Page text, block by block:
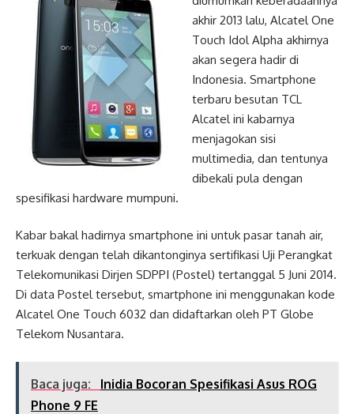
akhir 2013 lalu, Alcatel One
Touch Idol Alpha akhirnya
akan segera hadir di
Indonesia. Smartphone
terbaru besutan TCL
Alcatel ini kabarnya
menjagokan sisi
multimedia, dan tentunya
dibekali pula dengan
spesifikasi hardware mumpuni.
Kabar bakal hadirnya smartphone ini untuk pasar tanah air,
terkuak dengan telah dikantonginya sertifikasi Uji Perangkat
Telekomunikasi Dirjen SDPPI (Postel) tertanggal 5 Juni 2014.
Di data Postel tersebut, smartphone ini menggunakan kode
Alcatel One Touch 6032 dan didaftarkan oleh PT Globe
Telekom Nusantara.
Baca juga:
Inidia Bocoran Spesifikasi Asus ROG
Phone 9 FE